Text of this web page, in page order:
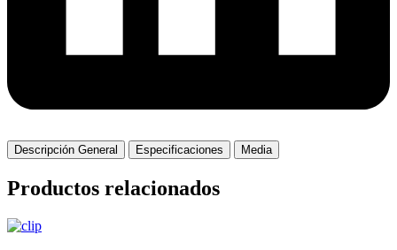
Descripción General Especificaciones Media
Productos relacionados